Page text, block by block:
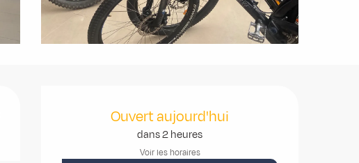
Ouverture et coordonnées
Ouvert aujourd'hui
dans 2 heures
Voir les horaires